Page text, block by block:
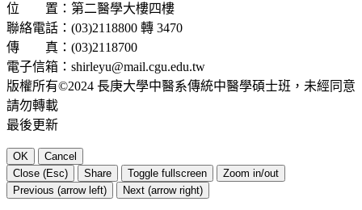
位 置：第二醫學大樓四樓
聯絡電話：(03)2118800 轉 3470
傳 真：(03)2118700
電子信箱：shirleyu@mail.cgu.edu.tw
版權所有©2024 長庚大學中醫系傳統中醫學碩士班，未經同意
請勿轉載
最後更新
OK
Cancel
Close (Esc)
Share Toggle fullscreen
Zoom in/out
Previous (arrow left)
Next (arrow right)